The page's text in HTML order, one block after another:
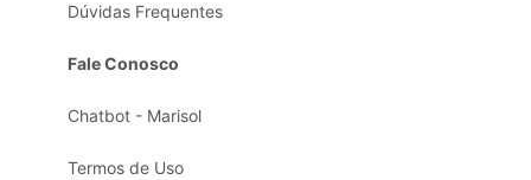
Dúvidas Frequentes
Fale Conosco
Chatbot - Marisol
Termos de Uso